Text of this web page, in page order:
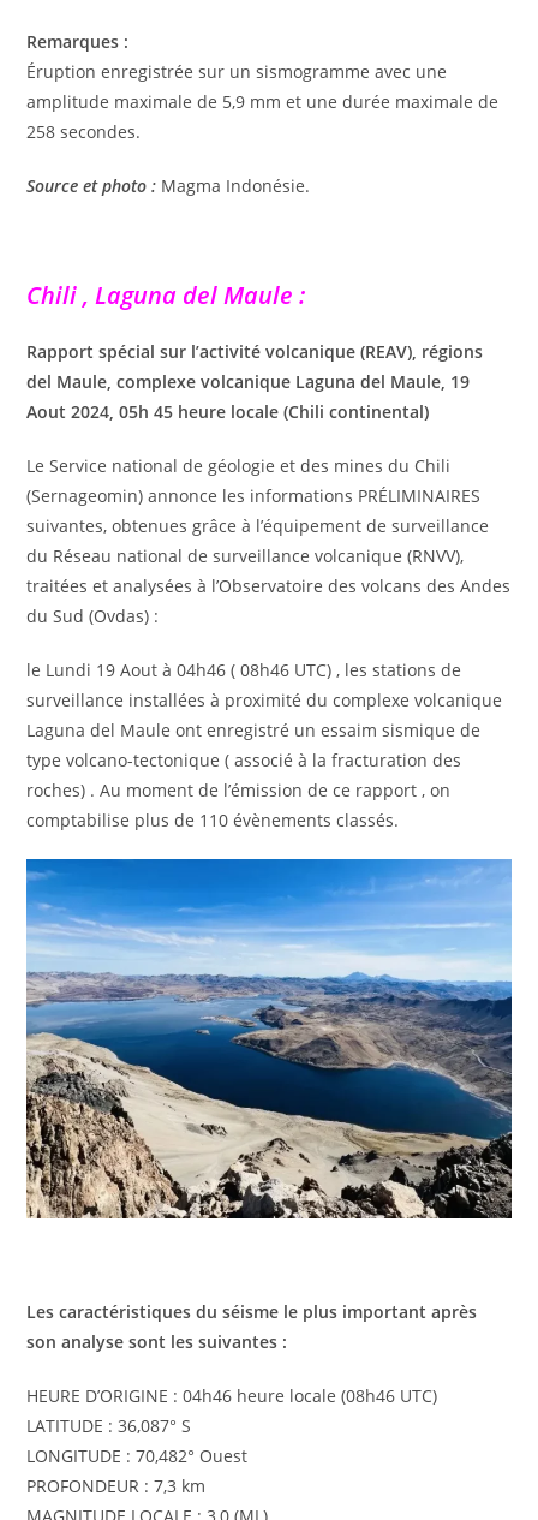
Remarques :
Éruption enregistrée sur un sismogramme avec une
amplitude maximale de 5,9 mm et une durée maximale de
258 secondes.
Source et photo : Magma Indonésie.
Chili , Laguna del Maule :
Rapport spécial sur l’activité volcanique (REAV), régions
del Maule, complexe volcanique Laguna del Maule, 19
Aout 2024, 05h 45 heure locale (Chili continental)
Le Service national de géologie et des mines du Chili
(Sernageomin) annonce les informations PRÉLIMINAIRES
suivantes, obtenues grâce à l’équipement de surveillance
du Réseau national de surveillance volcanique (RNVV),
traitées et analysées à l’Observatoire des volcans des Andes
du Sud (Ovdas) :
le Lundi 19 Aout à 04h46 ( 08h46 UTC) , les stations de
surveillance installées à proximité du complexe volcanique
Laguna del Maule ont enregistré un essaim sismique de
type volcano-tectonique ( associé à la fracturation des
roches) . Au moment de l’émission de ce rapport , on
comptabilise plus de 110 évènements classés.
Les caractéristiques du séisme le plus important après
son analyse sont les suivantes :
HEURE D’ORIGINE : 04h46 heure locale (08h46 UTC)
LATITUDE : 36,087° S
LONGITUDE : 70,482° Ouest
PROFONDEUR : 7,3 km